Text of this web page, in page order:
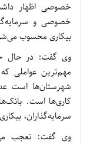
خصوصی اظهار
خصوصی و
بیکاری محسوب
وی گفت: در حال
مهم‌ترین عواملی
شهرستان‌ها است
کاری‌ها است.
سرمایه‌گذاران،
وی گفت: تعجب